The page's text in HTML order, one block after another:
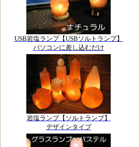
USB岩塩ランプ【USBソルトランプ】
パソコンに差し込むだけ
岩塩ランプ【ソルトランプ】
デザインタイプ